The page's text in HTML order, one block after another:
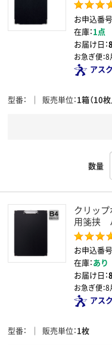
お申込番号
在庫：1点
お届け日：
お急ぎ便：8
アス
型番 販売単位 1箱（10枚
数量
クリッ
用箋挟
お申込番
在庫：あり
お届け日：
お急ぎ便：8
アス
型番 販売単位 1枚